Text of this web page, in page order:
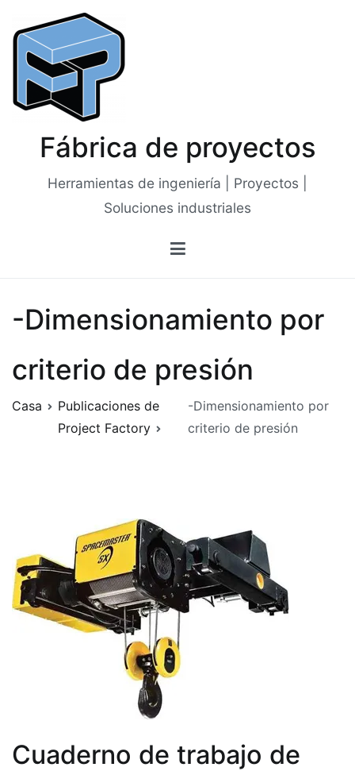
contenido
Fábrica de proyectos
Herramientas de ingeniería | Proyectos |
Soluciones industriales
-Dimensionamiento por
criterio de presión
Casa
Publicaciones de
Project Factory
-Dimensionamiento por
criterio de presión
Cuaderno de trabajo de